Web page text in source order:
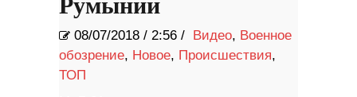
Румынии
08/07/2018 / 2:56 / Видео, Военное
обозрение, Новое, Происшествия,
ТОП